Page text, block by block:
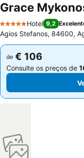
Grace
5 Estrelas
Hotel 9,2
Agios Stefanos, 84600,
de € 106
Consulte os preços de
de € 106
Consulte os preços de